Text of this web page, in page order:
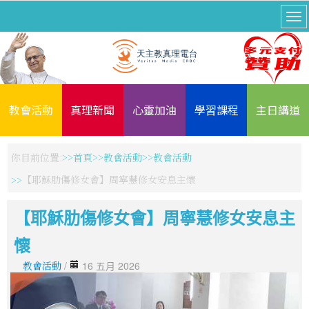
教會活動 真理新聞 心靈加油 學習課程 主日講道
你目前位置: 首頁 教會活動
教會活動
【耶穌肋傷修女會】周寧慧修女安息主懷
【耶穌肋傷修女會】周寧慧修女安息主
懷
教會活動 / 16 五月 2026